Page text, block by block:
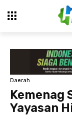
Daerah
Kemenag
Yayasan